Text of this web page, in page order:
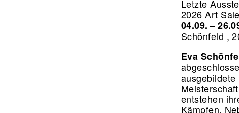
Letzte
2026 Art
04.09. –
Schönfeld ,
Eva
entstehen
Kämpfen.